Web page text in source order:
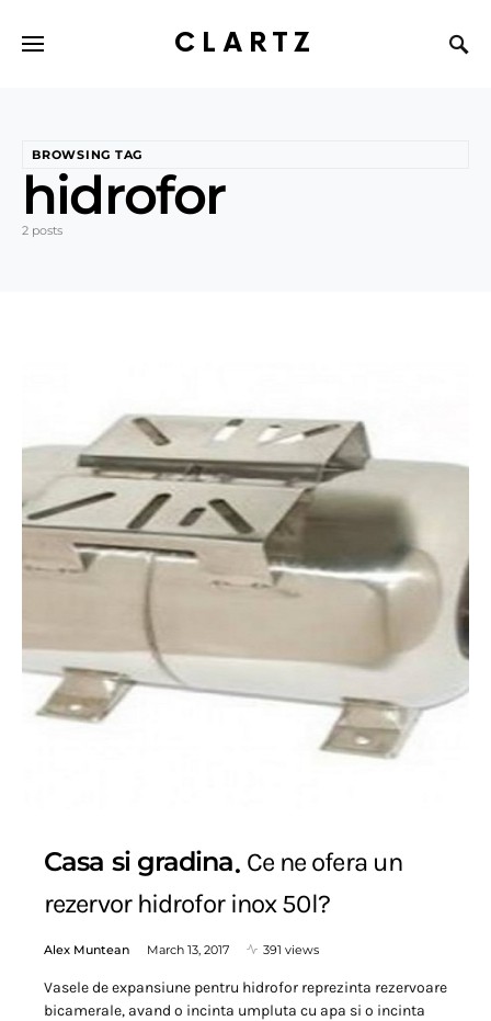
CLARTZ
BROWSING TAG
hidrofor
2 posts
Casa si gradina Ce ne ofera un
rezervor hidrofor inox 50l?
Alex Muntean March 13, 2017 391 views
Vasele de expansiune pentru hidrofor reprezinta rezervoare
bicamerale, avand o incinta umpluta cu apa si o incinta